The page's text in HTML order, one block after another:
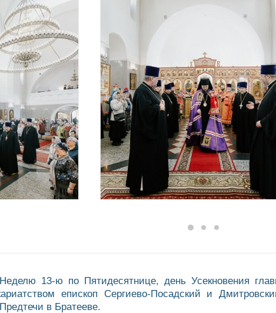
13-ю по Пятидесятнице, день Усекновения
епископ Сергиево-Посадский и
в Братееве.